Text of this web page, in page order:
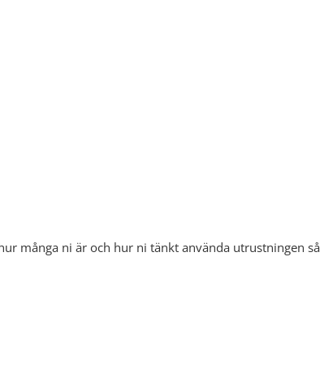
många ni är och hur ni tänkt använda utrustningen så